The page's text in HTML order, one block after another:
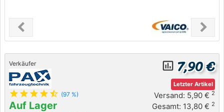
chevron_leftPrevious chevron_right
Next
Verkäufer
star star star star star_half (97 %)
Auf Lager
insert_chart_outlined 7,90 €
Letzter Artikel
Versand: 5,90 € 2
Gesamt: 13,80 € 2